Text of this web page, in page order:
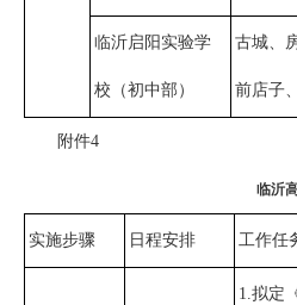
临沂启阳实验学
校（初中部）
古城、
前店子
附件4
临沂
实施步骤 日程安排 工作任
1.拟定